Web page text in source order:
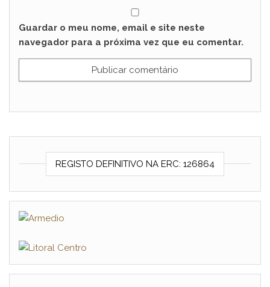
Guardar o meu nome, email e site neste
navegador para a próxima vez que eu comentar.
REGISTO DEFINITIVO NA ERC: 126864